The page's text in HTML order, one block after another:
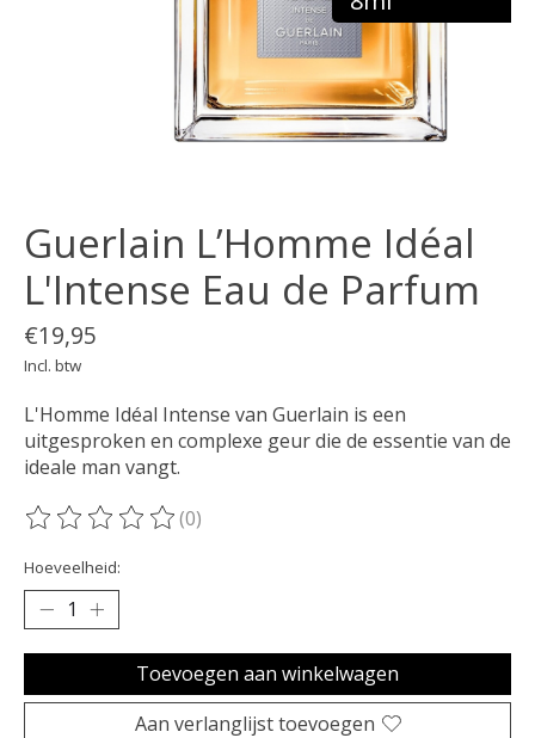
Guerlain L’Homme Idéal
L'Intense Eau de Parfum
€19,95
Incl. btw
L'Homme Idéal Intense van Guerlain is een
uitgesproken en complexe geur die de essentie van de
ideale man vangt.
De beoordeling van dit product is
(0)
Hoeveelheid:
Toevoegen aan winkelwagen
Aan verlanglijst toevoegen